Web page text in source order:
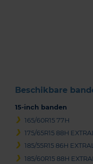
Beschikbare
15-inch banden
165/60R15 77H
175/65R15 88H
185/55R15 86H
185/60R15 88H